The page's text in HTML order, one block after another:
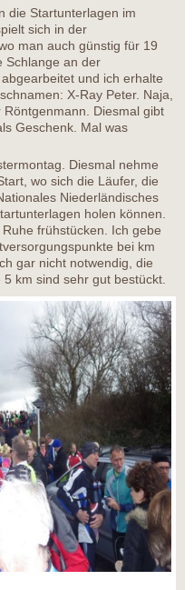
die Startunterlagen im
sich in der
man auch günstig für 19
Schlange an der
und ich erhalte
X-Ray Peter. Naja,
Diesmal gibt
Geschenk. Mal was
Diesmal nehme
wo sich die Läufer, die
Niederländisches
holen können.
frühstücken. Ich gebe
bei km
gar nicht notwendig, die
km sind sehr gut bestückt.